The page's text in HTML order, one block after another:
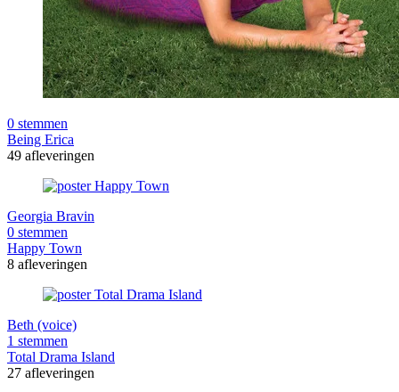
0 stemmen
Being Erica
49 afleveringen
Georgia Bravin
0 stemmen
Happy Town
8 afleveringen
Beth (voice)
1 stemmen
Total Drama Island
27 afleveringen